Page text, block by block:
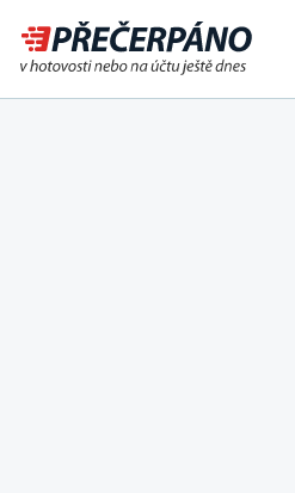
Půjčka ještě dnes na účet
nebo i v hotovosti